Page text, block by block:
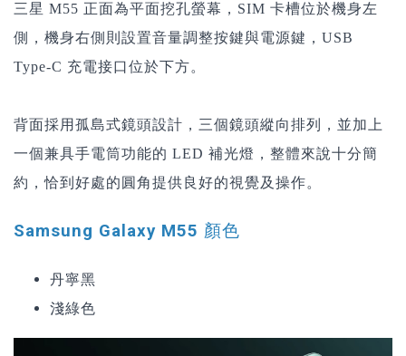
三星 M55 正面為平面挖孔螢幕，SIM 卡槽位於機身左
側，機身右側則設置音量調整按鍵與電源鍵，USB
Type-C 充電接口位於下方。
背面採用孤島式鏡頭設計，三個鏡頭縱向排列，並加上
一個兼具手電筒功能的 LED 補光燈，整體來說十分簡
約，恰到好處的圓角提供良好的視覺及操作。
Samsung Galaxy M55 顏色
丹寧黑
淺綠色